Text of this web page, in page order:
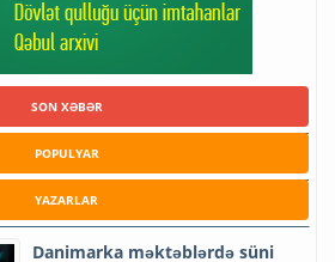
SON XƏBƏR
POPULYAR
YAZARLAR
Danimarka məktəblərdə süni